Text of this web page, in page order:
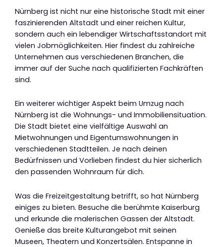
Nürnberg ist nicht nur eine historische Stadt mit einer
faszinierenden Altstadt und einer reichen Kultur,
sondern auch ein lebendiger Wirtschaftsstandort mit
vielen Jobmöglichkeiten. Hier findest du zahlreiche
Unternehmen aus verschiedenen Branchen, die
immer auf der Suche nach qualifizierten Fachkräften
sind.
Ein weiterer wichtiger Aspekt beim Umzug nach
Nürnberg ist die Wohnungs- und Immobiliensituation.
Die Stadt bietet eine vielfältige Auswahl an
Mietwohnungen und Eigentumswohnungen in
verschiedenen Stadtteilen. Je nach deinen
Bedürfnissen und Vorlieben findest du hier sicherlich
den passenden Wohnraum für dich.
Was die Freizeitgestaltung betrifft, so hat Nürnberg
einiges zu bieten. Besuche die berühmte Kaiserburg
und erkunde die malerischen Gassen der Altstadt.
Genieße das breite Kulturangebot mit seinen
Museen, Theatern und Konzertsälen. Entspanne in